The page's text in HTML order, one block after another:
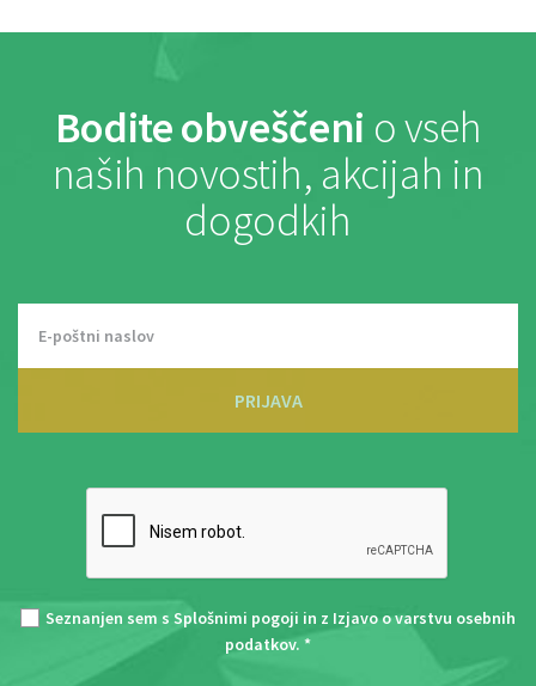
Bodite obveščeni o vseh
naših novostih, akcijah in
dogodkih
PRIJAVA
Seznanjen sem s Splošnimi pogoji in z Izjavo o varstvu osebnih
podatkov. *